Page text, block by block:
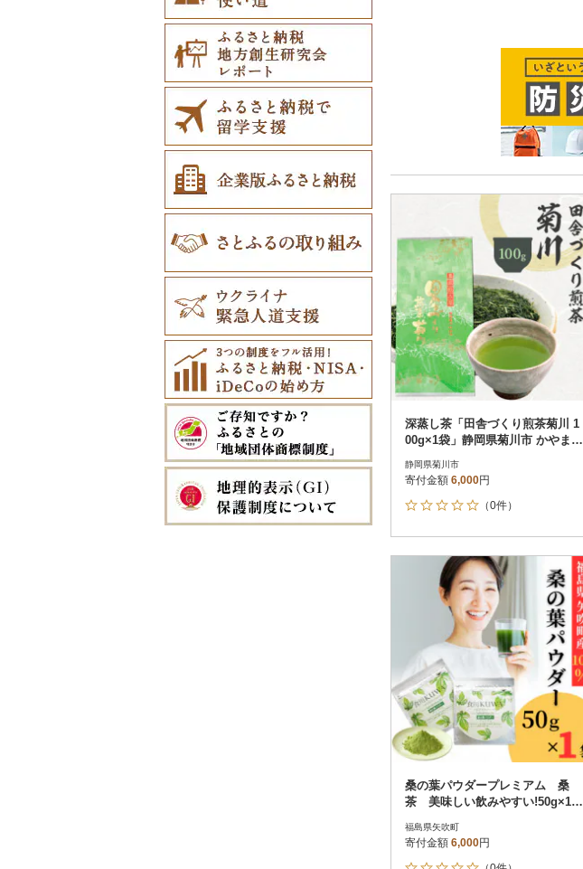
深蒸し茶「田舎づくり煎茶菊川 1
00g×1袋」静岡県菊川市 かやまえ
静岡県菊川市
寄付金額 6,000円
（0件）
桑の葉パウダープレミアム 桑
茶 美味しい飲みやすい!50g×1パ
福島県矢吹町
寄付金額 6,000円